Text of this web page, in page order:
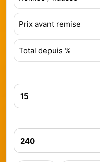
Prix avant remise
Total depuis %